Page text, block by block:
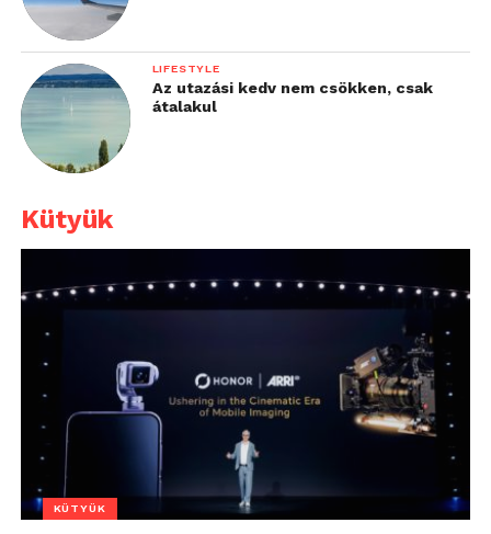
LIFESTYLE
Az utazási kedv nem csökken, csak
átalakul
Kütyük
KÜTYÜK